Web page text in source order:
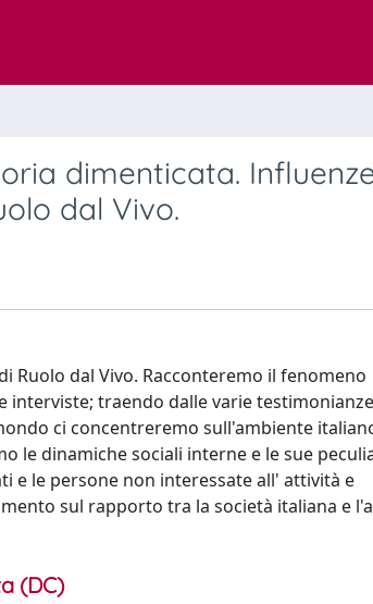
dimenticata.
dal Vivo.
Ruolo dal Vivo. Racconteremo il fenomeno
traendo dalle varie
ci concentreremo sull'ambiente
le dinamiche sociali interne e le sue
le persone non interessate all' attività e
sul rapporto tra la società italiana e
(DC)